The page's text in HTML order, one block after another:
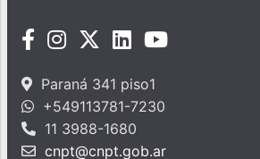
Paraná 341 piso1
+549113781-7230
11 3988-1680
cnpt@cnpt.gob.ar